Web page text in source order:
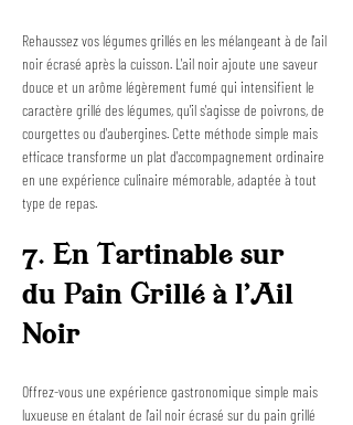
Rehaussez vos légumes grillés en les mélangeant à de l'ail
noir écrasé après la cuisson. L'ail noir ajoute une saveur
douce et un arôme légèrement fumé qui intensifient le
caractère grillé des légumes, qu'il s'agisse de poivrons, de
courgettes ou d'aubergines. Cette méthode simple mais
efficace transforme un plat d'accompagnement ordinaire
en une expérience culinaire mémorable, adaptée à tout
type de repas.
7. En Tartinable sur
du Pain Grillé à l'Ail
Noir
Offrez-vous une expérience gastronomique simple mais
luxueuse en étalant de l'ail noir écrasé sur du pain grillé